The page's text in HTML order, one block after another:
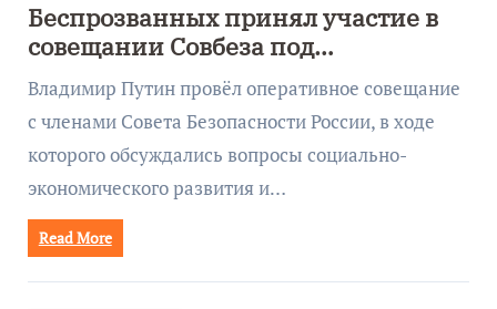
Беспрозванных принял участие в
совещании Совбеза под
руководством Путина
Владимир Путин провёл оперативное совещание
с членами Совета Безопасности России, в ходе
которого обсуждались вопросы социально-
экономического развития и…
Read More